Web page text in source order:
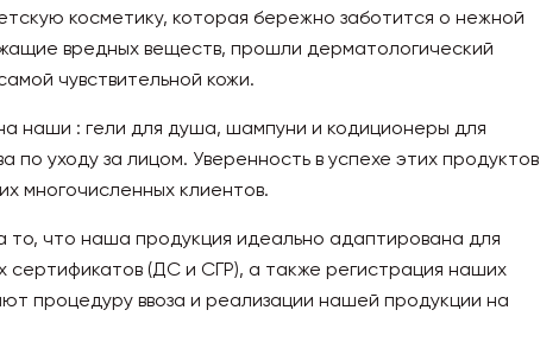
косметику, которая бережно заботится о нежной
вредных веществ, прошли дерматологический
чувствительной кожи.
наши : гели для душа, шампуни и кодиционеры для
уходу за лицом. Уверенность в успехе этих продуктов
многочисленных клиентов.
что наша продукция идеально адаптирована для
сертификатов (ДС и СГР), а также регистрация наших
процедуру ввоза и реализации нашей продукции на